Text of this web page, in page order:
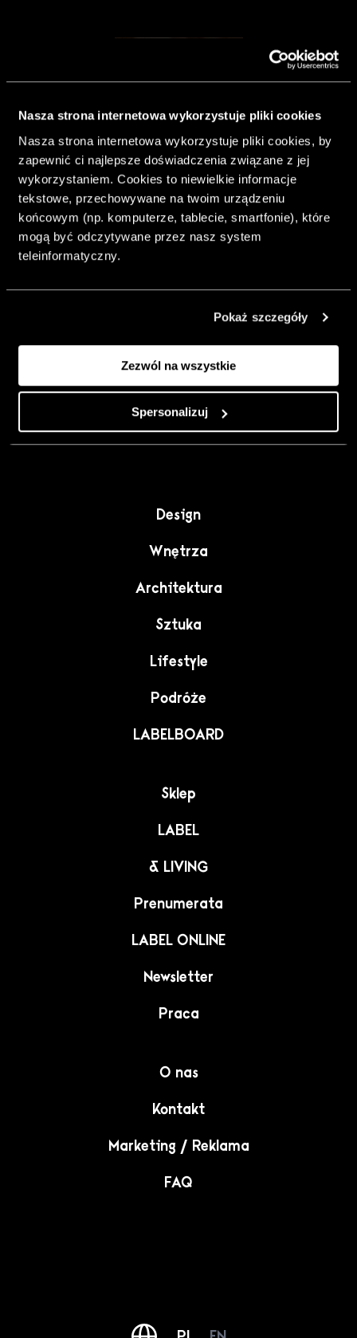
Nasza strona internetowa wykorzystuje pliki cookies
Nasza strona internetowa wykorzystuje pliki cookies, by
zapewnić ci najlepsze doświadczenia związane z jej
wykorzystaniem. Cookies to niewielkie informacje
tekstowe, przechowywane na twoim urządzeniu
końcowym (np. komputerze, tablecie, smartfonie), które
mogą być odczytywane przez nasz system
teleinformatyczny.
Pokaż szczegóły
Zezwól na wszystkie
Spersonalizuj
& Living 40.
„Dom bardziej
Twój. Odważ się
urządzić go
rzemiosło jako
punkt wyjścia
do wnętrz
pełnych
charakteru”.
Design
Wnętrza
Architektura
Sztuka
Lifestyle
Podróże
LABELBOARD
Sklep
LABEL
& LIVING
Prenumerata
LABEL ONLINE
Newsletter
Praca
O nas
Kontakt
Marketing / Reklama
FAQ